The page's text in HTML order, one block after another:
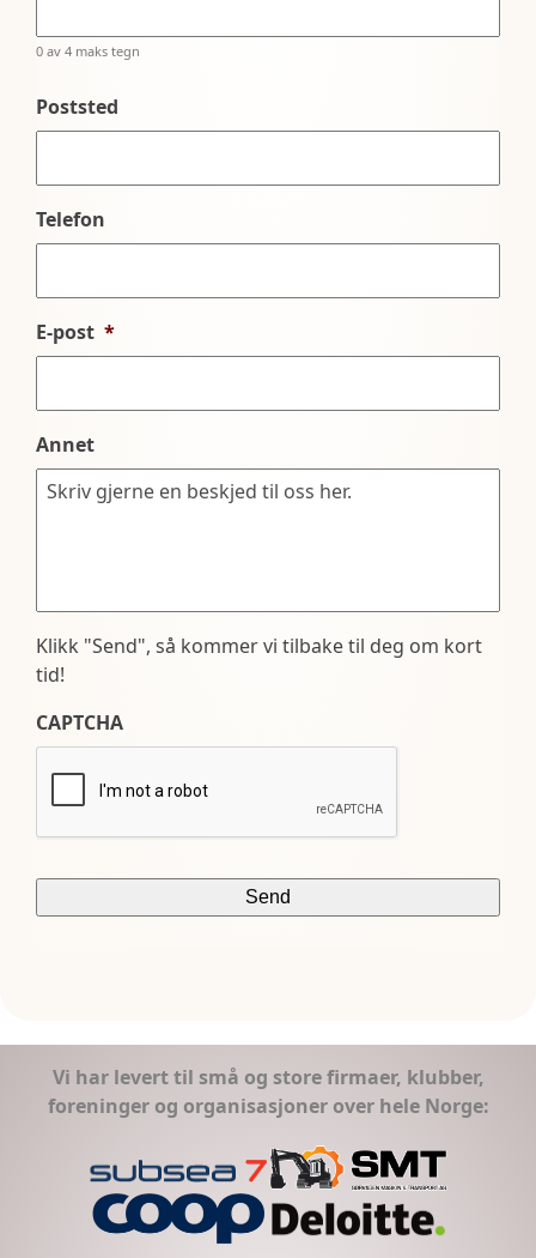
0 av 4 maks tegn
Poststed
Telefon
E-post *
Annet
Klikk "Send", så kommer vi tilbake til deg om kort
tid!
CAPTCHA
Vi har levert til små og store firmaer, klubber,
foreninger og organisasjoner over hele Norge: